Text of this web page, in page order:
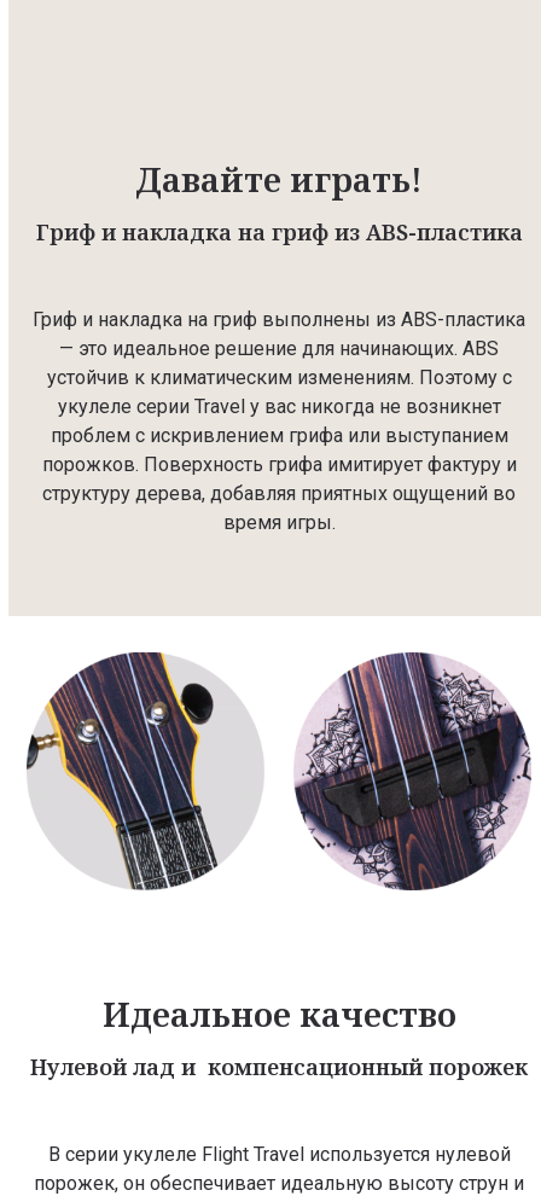
Давайте играть!
Гриф и накладка на гриф из ABS-пластика
Гриф и накладка на гриф выполнены из ABS-пластика
— это идеальное решение для начинающих. ABS
устойчив к климатическим изменениям. Поэтому с
укулеле серии Travel у вас никогда не возникнет
проблем с искривлением грифа или выступанием
порожков. Поверхность грифа имитирует фактуру и
структуру дерева, добавляя приятных ощущений во
время игры.
Идеальное качество
Нулевой лад и компенсационный порожек
В серии укулеле Flight Travel используется нулевой
порожек, он обеспечивает идеальную высоту струн и